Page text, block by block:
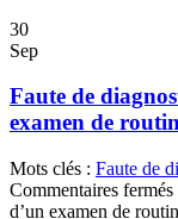
30
Sep
Faute de
examen de
Mots clés : Faute de
Commentaires fermés
d’un examen de